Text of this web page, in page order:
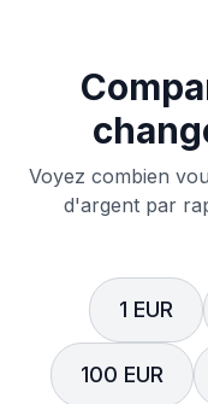
Voyez combien
d'argent par
1 EUR
100 EUR